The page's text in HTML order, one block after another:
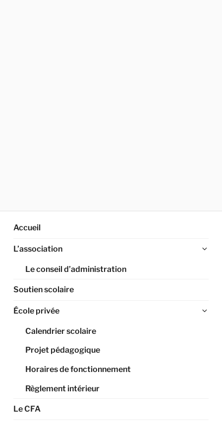
Accueil
L’association
Le conseil d’administration
Soutien scolaire
École privée
Calendrier scolaire
Projet pédagogique
Horaires de fonctionnement
Règlement intérieur
Le CFA